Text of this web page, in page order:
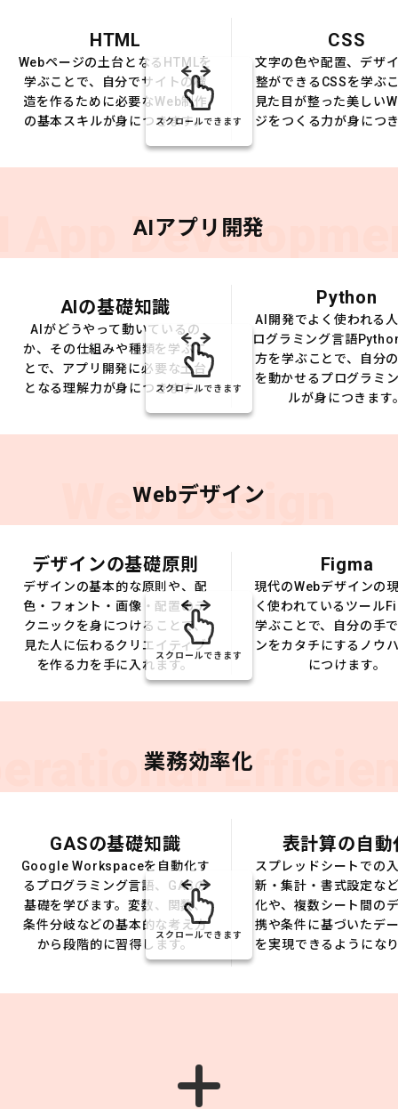
HTML
Webページの土台となるHTMLを
学ぶことで、自分でサイトの構
造を作るために必要なWeb制作
の基本スキルが身につきます。
CSS
文字の色や配置、デザ
整ができるCSSを学ぶ
見た目が整った美しい
ジをつくる力が身につ
スクロールできます
App AIアプリ開発
AIの基礎知識
AIがどうやって動いているの
か、その仕組みや種類を学ぶこ
とで、アプリ開発に必要な土台
となる理解力が身につきます。
Python
AI開発でよく使われる
ログラミング言語
方を学ぶことで、自分
を動かせるプログラミ
ルが身につきます
スクロールできます
Web Design
Webデザイン
デザインの基礎原則
デザインの基本的な原則や、配
色・フォント・画像・配置のテ
クニックを身につけることで、
見た人に伝わるクリエイティブ
を作る力を手に入れます。
Figma
現代のWebデザインの
く使われているツール
学ぶことで、自分の手
ンをカタチにするノウ
につけます。
スクロールできます
業務効率化
GASの基礎知識
Google Workspaceを自動化す
るプログラミング言語、GASの
基礎を学びます。変数、関数、
条件分岐などの基本的な考え方
から段階的に習得します。
表計算の自動
スプレッドシートでの
新・集計・書式設定な
化や、複数シート間の
携や条件に基づいたデ
を実現できるようにな
スクロールできます